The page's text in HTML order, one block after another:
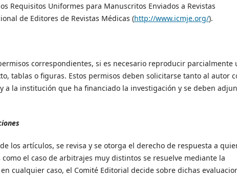
Requisitos Uniformes para Manuscritos Enviados a Revistas
de Editores de Revistas Médicas (http://www.icmje.org/).
correspondientes, si es necesario reproducir parcialmente
tablas o figuras. Estos permisos deben solicitarse tanto al autor
a la institución que ha financiado la investigación y se deben
los artículos, se revisa y se otorga el derecho de respuesta a
el caso de arbitrajes muy distintos se resuelve mediante la
cualquier caso, el Comité Editorial decide sobre dichas